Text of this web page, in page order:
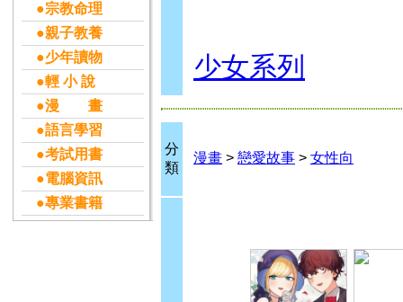
●宗教命理
●親子教養
●少年讀物
●輕 小 說
●漫 畫
●語言學習
●考試用書
●電腦資訊
●專業書籍
少女系列
分
類
漫畫 > 戀愛故事 > 女性向